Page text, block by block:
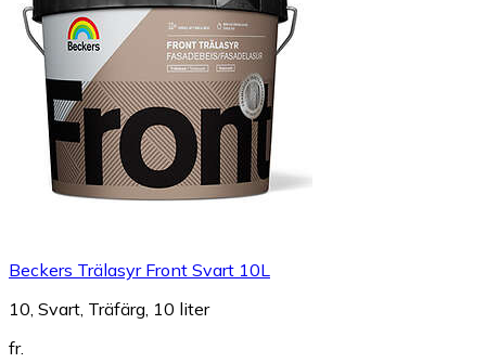
Beckers Trälasyr Front Svart 10L
10, Svart, Träfärg, 10 liter
fr.